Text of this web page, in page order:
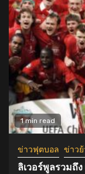
1 min read
ข่าวฟุตบอล ข่าว
ลิเวอร์พูลรวมถึ